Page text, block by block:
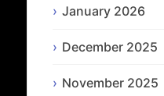
January 2026
December 2025
November 2025